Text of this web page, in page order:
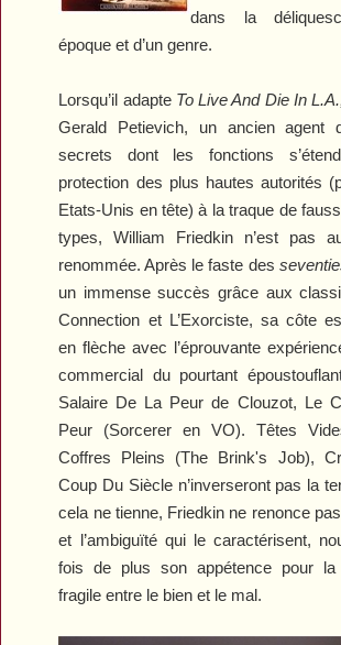
dans la
époque et d’un genre.
Lorsqu’il adapte To Live And Die In
Gerald Petievich, un ancien agent
secrets dont les fonctions
protection des plus hautes autorités
Etats-Unis en tête) à la traque de
types, William Friedkin n’est pas
renommée. Après le faste des
un immense succès grâce aux
Connection et L’Exorciste, sa côte
en flèche avec l’éprouvante
commercial du pourtant
Salaire De La Peur de Clouzot, Le
Peur (Sorcereren VO). Têtes
Coffres Pleins (The Brink's Job),
Coup Du Sièclen’inverseront pas la
cela ne tienne, Friedkin ne renonce
et l’ambiguïté qui le caractérisent,
fois de plus son appétence pour la
fragile entre le bien et le mal.